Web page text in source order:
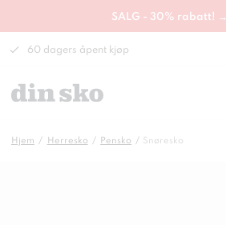
SALG - 30% rabatt! →
60 dagers åpent kjøp
Hjem Herresko Pensko Snøresko